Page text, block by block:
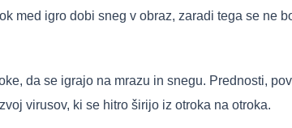
med igro dobi sneg v obraz, zaradi tega se ne
da se igrajo na mrazu in snegu. Prednosti,
virusov, ki se hitro širijo iz otroka na otroka.